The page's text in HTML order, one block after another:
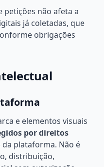
petições não afeta a
já coletadas, que
obrigações
e elementos visuais
por direitos
plataforma. Não é
distribuição,